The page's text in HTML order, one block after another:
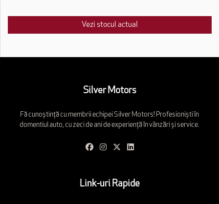
Vezi stocul actual
Silver Motors
Fă cunoștință cu membrii echipei Silver Motors! Profesioniști în
domentiul auto, cu zeci de ani de experiență în vânzări și service.
Link-uri Rapide